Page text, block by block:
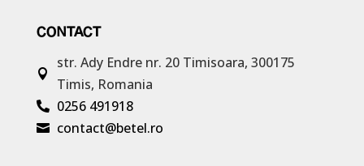
CONTACT

str. Ady Endre nr. 20 Timisoara, 300175
Timis, Romania
 0256 491918
 contact@betel.ro